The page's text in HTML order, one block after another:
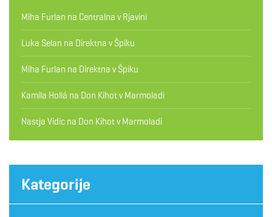
Miha Furlan na Centralna v Rjavini
Luka Selan na Direktna v Špiku
Miha Furlan na Direktna v Špiku
Kamila Hollá na Don Kihot v Marmoladi
Nastja Vidic na Don Kihot v Marmoladi
Kategorije